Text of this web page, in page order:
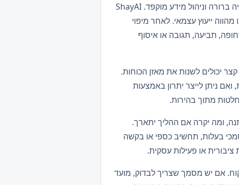
עו״ד שי עובד - חברת עורכי דין בהרצליה מטפל בתיקים שבהם יש חשיבות לאבחון מוקדם, אסטרטגיה ברורה וניהול מידע מוקפד. ShayAI
ייעוץ עצמאי. לאחר מיפוי
תביעה, תגובה או איסוף
יכולים לשנות את מאזן הכוחות.
ניתן לייצר יתרון באמצעות
מתוך בהירות.
ומה יקרה אם ההליך יתארך.
בעלות, תחשיב כספי או בקשה
או פעילות עסקית.
לקוח. אם יש מסמך שצריך לבדוק, מועד